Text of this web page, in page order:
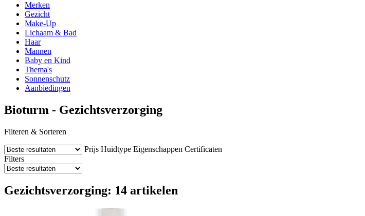
Merken
Gezicht
Make-Up
Lichaam & Bad
Haar
Mannen
Baby en Kind
Thema's
Sonnenschutz
Aanbiedingen
Bioturm - Gezichtsverzorging
Filteren & Sorteren
Prijs Huidtype Eigenschappen Certificaten
Filters
Gezichtsverzorging: 14 artikelen